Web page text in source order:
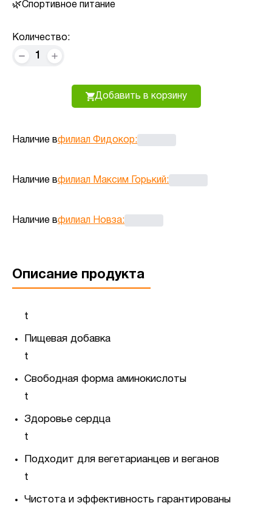
Спортивное питание
Количество:
1
Добавить в корзину
Наличие вфилиал Фидокор:
Наличие вфилиал Максим Горький :
Наличие вфилиал Новза:
Описание продукта
t
Пищевая добавка
t
Свободная форма аминокислоты
t
Здоровье сердца
t
Подходит для вегетарианцев и веганов
t
Чистота и эффективность гарантированы